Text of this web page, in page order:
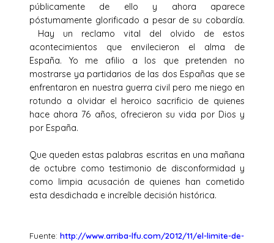
públicamente de ello y ahora aparece
póstumamente glorificado a pesar de su cobardía.
Hay un reclamo vital del olvido de estos
acontecimientos que envilecieron el alma de
España. Yo me afilio a los que pretenden no
mostrarse ya partidarios de las dos Españas que se
enfrentaron en nuestra guerra civil pero me niego en
rotundo a olvidar el heroico sacrificio de quienes
hace ahora 76 años, ofrecieron su vida por Dios y
por España.
Que queden estas palabras escritas en una mañana
de octubre como testimonio de disconformidad y
como limpia acusación de quienes han cometido
esta desdichada e increíble decisión histórica.
Fuente: http://www.arriba-lfu.com/2012/11/el-limite-de-